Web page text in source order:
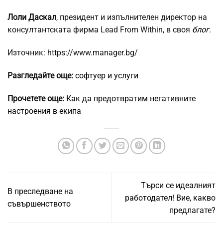
Лоли Даскал, президент и изпълнителен директор на
консултантската фирма Lead From Within, в своя блог.
Източник: https://www.manager.bg/
Разгледайте още: софтуер и услуги
Прочетете още: Как да предотвратим негативните
настроения в екипа
В преследване на
съвършенството
Търси се идеалният
работодател! Вие, какво
предлагате?